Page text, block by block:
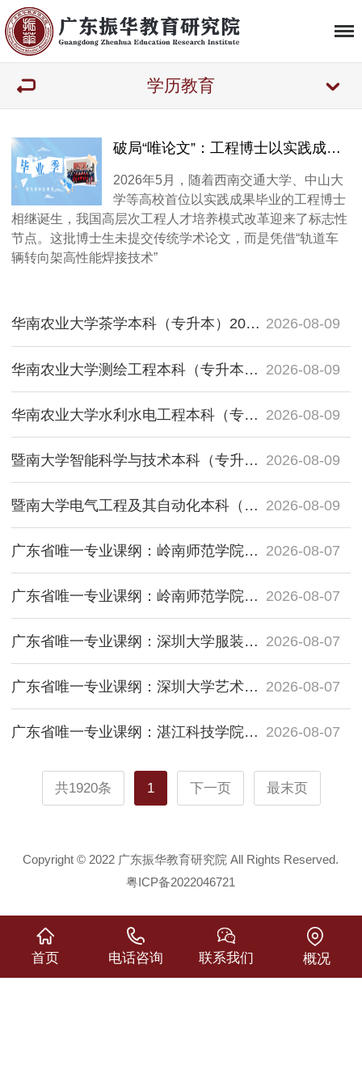
学历教育
破局“唯论文”：工程博士以实践成果获学位的政策解读与发展全景
2026年5月，随着西南交通大学、中山大
学等高校首位以实践成果毕业的工程博士
相继诞生，我国高层次工程人才培养模式改革迎来了标志性
节点。这批博士生未提交传统学术论文，而是凭借“轨道车
辆转向架高性能焊接技术”
华南农业大学茶学本科（专升本）2026年招生简章 ——国家特色专业、广东成考独家开设 2026-08-09
华南农业大学测绘工程本科（专升本）2026年招生简章 ——广东省重点开设此专业的“双一流”高校 2026-08-09
华南农业大学水利水电工程本科（专升本）2026年招生简章 ——广东省内重点开设此专业的“双一流”高校 2026-08-09
暨南大学智能科学与技术本科（专升本）2026年招生简章 ——广东省唯一开设此专业的211高校 2026-08-09
暨南大学电气工程及其自动化本科（专升本）2026年招生简章 ——广东省唯一开设此专业的211高校 2026-08-09
广东省唯一专业课纲：岭南师范学院财务会计教育专业（专升本）招生简章 2026-08-07
广东省唯一专业课纲：岭南师范学院化学专业（专升本）招生简章 2026-08-07
广东省唯一专业课纲：深圳大学服装与服饰设计专业（专升本）招生简章 2026-08-07
广东省唯一专业课纲：深圳大学艺术设计学专业（专升本）招生简章 2026-08-07
广东省唯一专业课纲：湛江科技学院汉语国际教育专业（专升本）招生简章 2026-08-07
共1920条 1 下一页 最末页
Copyright © 2022 广东振华教育研究院 All Rights Reserved.
粤ICP备2022046721
首页 电话咨询 联系我们 概况